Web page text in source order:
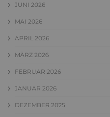
JUNI 2026
MAI 2026
APRIL 2026
MÄRZ 2026
FEBRUAR 2026
JANUAR 2026
DEZEMBER 2025